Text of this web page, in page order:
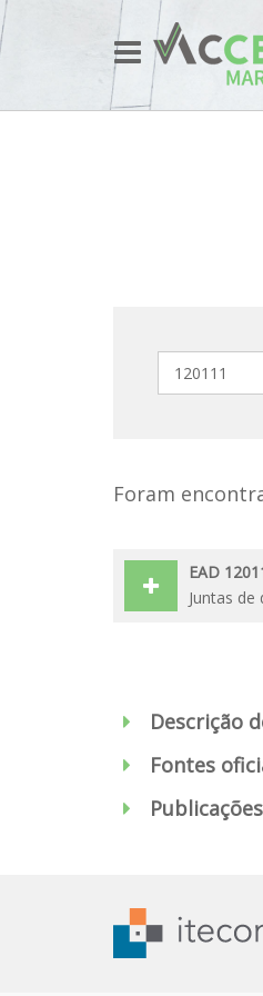
Foram
EAD
Juntas
Descrição
Fontes
Publicações